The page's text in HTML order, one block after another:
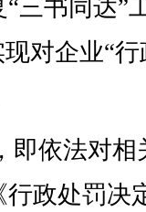
三书同达”
现对企业“
即依法对
政处罚决